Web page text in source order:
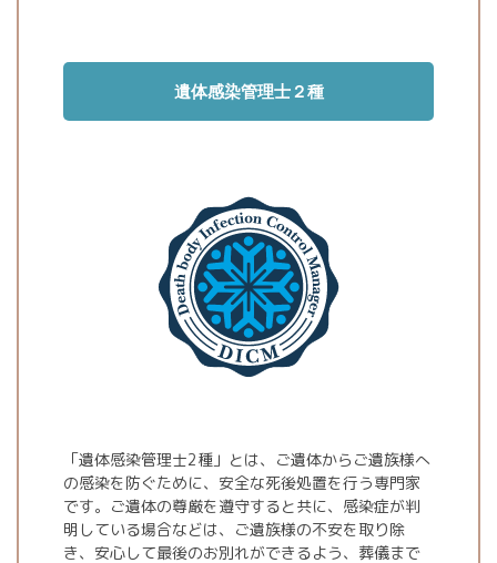
遺体感染管理士２種
「遺体感染管理士2種」とは、ご遺体からご遺族様へ
の感染を防ぐために、安全な死後処置を行う専門家
です。ご遺体の尊厳を遵守すると共に、感染症が判
明している場合などは、ご遺族様の不安を取り除
き、安心して最後のお別れができるよう、葬儀まで